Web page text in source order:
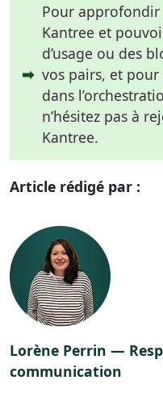
➡
Pour approfondir
Kantree et
d’usage ou des
vos pairs, et
dans
n’hésitez pas à
Kantree.
Article rédigé par :
Lorène Perrin —
communication